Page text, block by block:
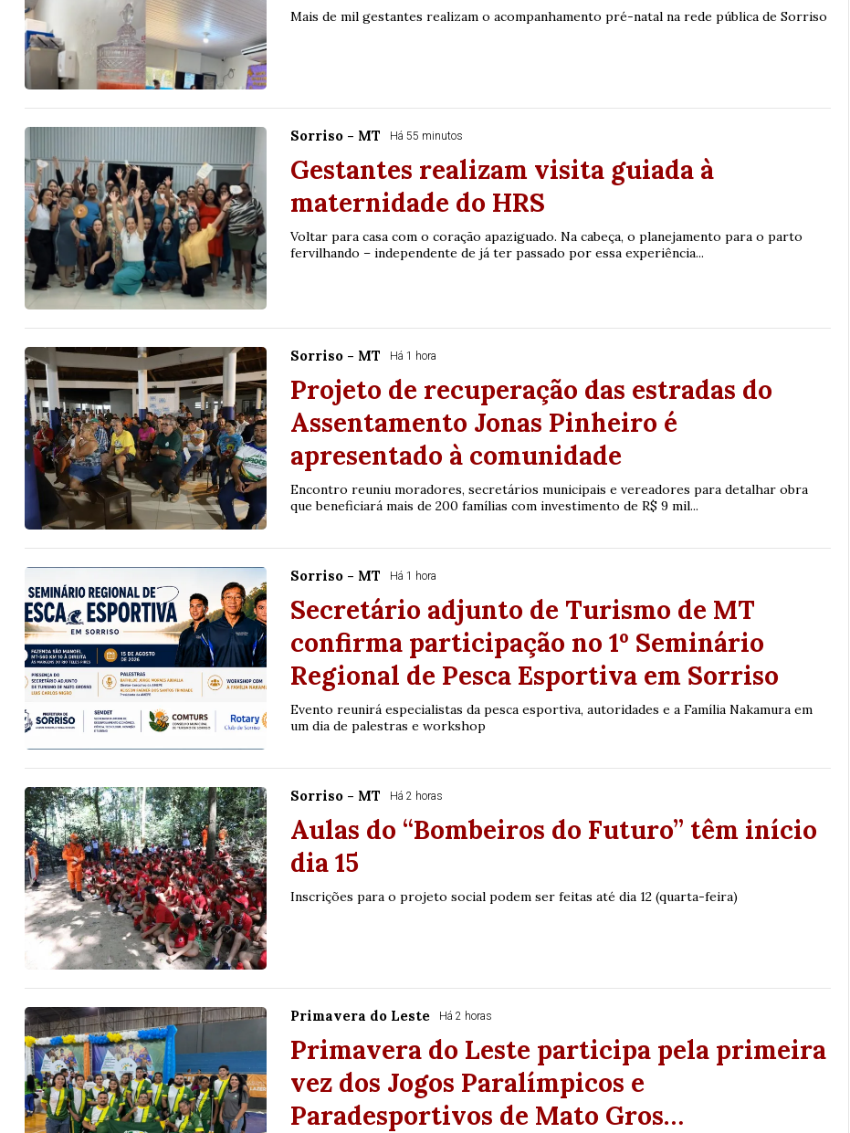
Mais de mil gestantes realizam o acompanhamento pré-natal na rede pública de Sorriso
Sorriso - MT Há 55 minutos
Gestantes realizam visita guiada à
maternidade do HRS
Voltar para casa com o coração apaziguado. Na cabeça, o planejamento para o parto
fervilhando – independente de já ter passado por essa experiência...
Sorriso - MT Há 1 hora
Projeto de recuperação das estradas do
Assentamento Jonas Pinheiro é
apresentado à comunidade
Encontro reuniu moradores, secretários municipais e vereadores para detalhar obra
que beneficiará mais de 200 famílias com investimento de R$ 9 mil...
Sorriso - MT Há 1 hora
Secretário adjunto de Turismo de MT
confirma participação no 1º Seminário
Regional de Pesca Esportiva em Sorriso
Evento reunirá especialistas da pesca esportiva, autoridades e a Família Nakamura em
um dia de palestras e workshop
Sorriso - MT Há 2 horas
Aulas do “Bombeiros do Futuro” têm início
dia 15
Inscrições para o projeto social podem ser feitas até dia 12 (quarta-feira)
Primavera do Leste Há 2 horas
Primavera do Leste participa pela primeira
vez dos Jogos Paralímpicos e
Paradesportivos de Mato Gros…